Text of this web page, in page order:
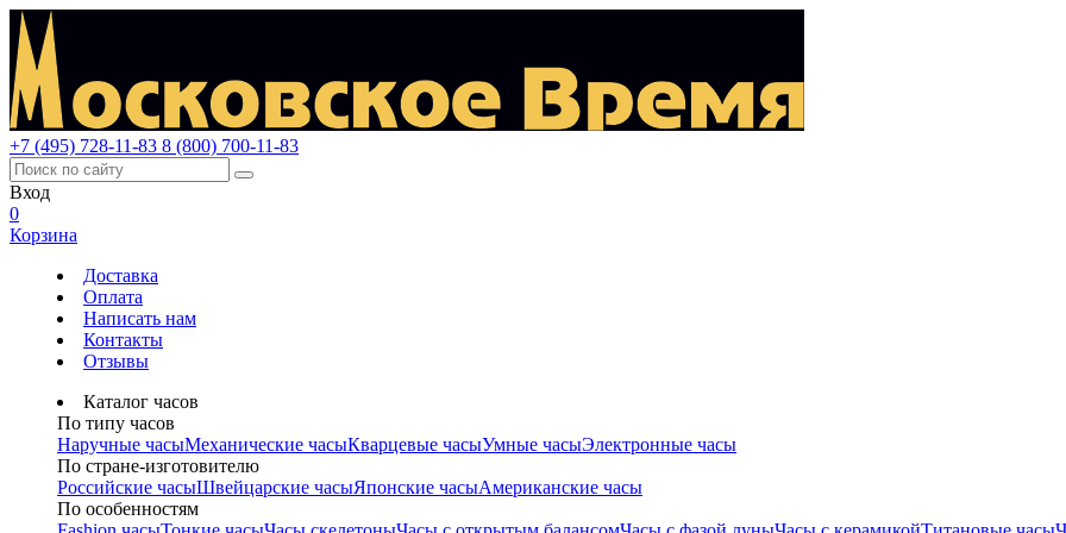
+7 (495) 728-11-83 8 (800) 700-11-83
Вход
0
Корзина
Доставка
Оплата
Написать нам
Контакты
Отзывы
Каталог часов
По типу часов
Наручные часыМеханические часыКварцевые часыУмные часыЭлектронные часы
По стране-изготовителю
Российские часыШвейцарские часыЯпонские часыАмериканские часы
По особенностям